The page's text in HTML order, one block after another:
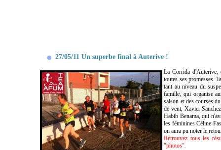
27/05/11 Un superbe final à Auterive !
La Corrida d'Auterive,
toutes ses promesses.
tant au niveau du
famille, qui organise
saison et des courses
de vent, Xavier
Habib Benama, qui
les féminines Céline
on aura pu noter le
Retrouvez tous les
"photos".